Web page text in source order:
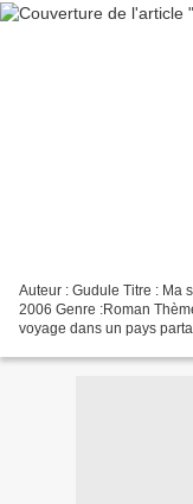
Auteur : Gudule Titre : Ma
2006 Genre :Roman
voyage dans un pays